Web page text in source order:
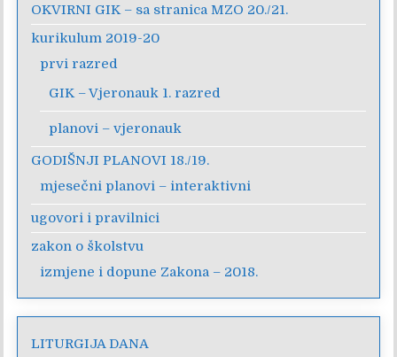
OKVIRNI GIK – sa stranica MZO 20./21.
kurikulum 2019-20
prvi razred
GIK – Vjeronauk 1. razred
planovi – vjeronauk
GODIŠNJI PLANOVI 18./19.
mjesečni planovi – interaktivni
ugovori i pravilnici
zakon o školstvu
izmjene i dopune Zakona – 2018.
LITURGIJA DANA